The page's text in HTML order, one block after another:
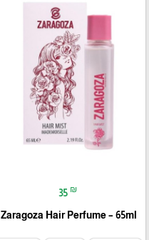
35 ₪
Zaragoza Hair Perfume – 65ml